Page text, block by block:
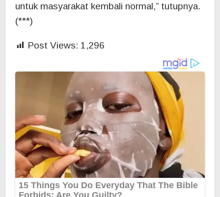
untuk masyarakat kembali normal,” tutupnya.
(***)
Post Views: 1,296